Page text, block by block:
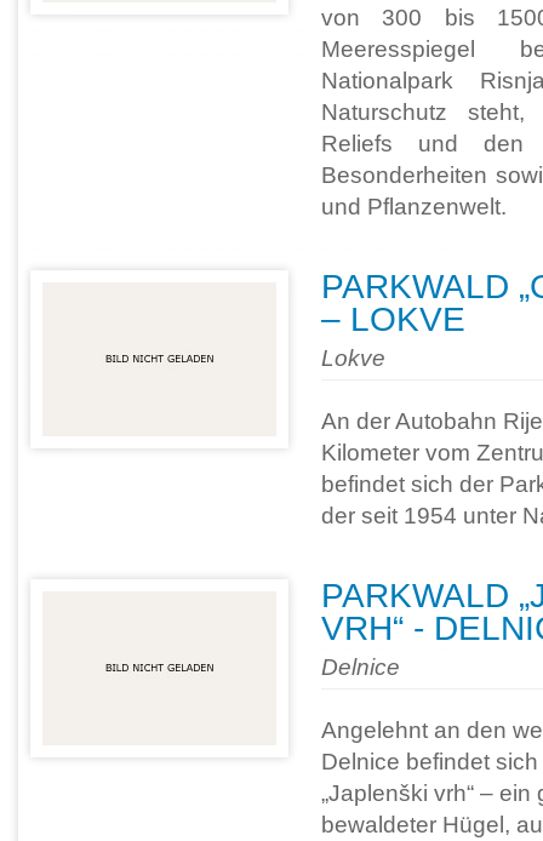
von 300 bis
Meeresspiegel
Nationalpark
Naturschutz
Reliefs und den
Besonderheiten
und Pflanzenwelt.
PARKWALD
– LOKVE
Lokve
An der Autobahn
Kilometer vom
befindet sich der
der seit 1954 unter
PARKWALD
VRH“ -
Delnice
Angelehnt an den
Delnice befindet
„Japlenški vrh“ – ein
bewaldeter Hügel,